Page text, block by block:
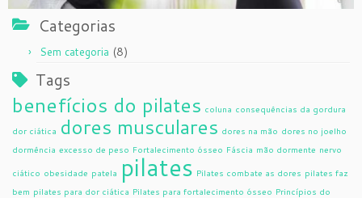
Categorias
Sem categoria (8)
Tags
benefícios do pilates coluna consequências da gordura
dor ciática dores musculares dores na mão dores no joelho
dormência excesso de peso Fortalecimento ósseo Fáscia mão dormente nervo
ciático obesidade patela pilates Pilates combate as dores pilates faz
bem pilates para dor ciática Pilates para fortalecimento ósseo Princípios do